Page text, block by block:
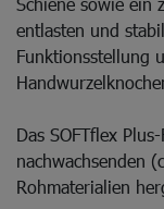
entlasten und
Funktionsstellung
Das SOFTflex
nachwachsenden
Rohmaterialien